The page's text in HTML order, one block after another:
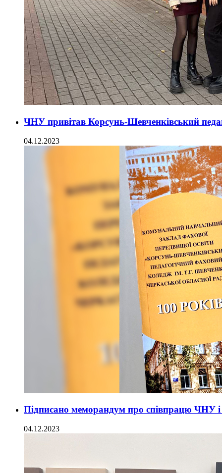
ЧНУ привітав Корсунь-Шевченківський
04.12.2023
Підписано меморандум про співпрацю ЧНУ і
04.12.2023